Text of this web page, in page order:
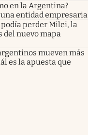
en la Argentina?
entidad empresaria
perder Milei, la
del nuevo mapa
mueven más
es la apuesta que